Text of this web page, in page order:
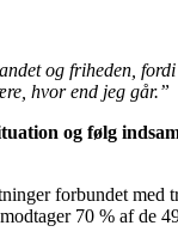
og friheden,
hvor end jeg går.”
og følg
forbundet med
70 % af de